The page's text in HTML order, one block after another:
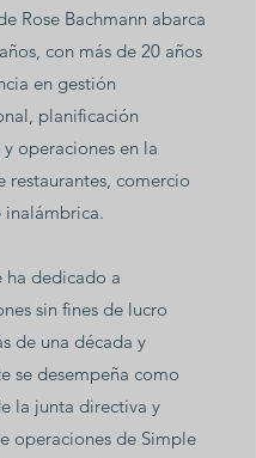
Rose Bachmann abarca
con más de 20 años
en gestión
planificación
operaciones en la
restaurantes, comercio
inalámbrica.
ha dedicado a
sin fines de lucro
de una década y
se desempeña como
la junta directiva y
operaciones de Simple